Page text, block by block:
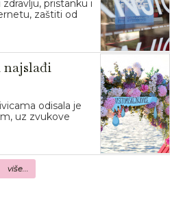
pristanku i
zaštiti od
najslađi
odisala je
uz zvukove
više...